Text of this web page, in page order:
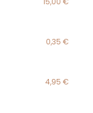
0,35 €
4,95 €